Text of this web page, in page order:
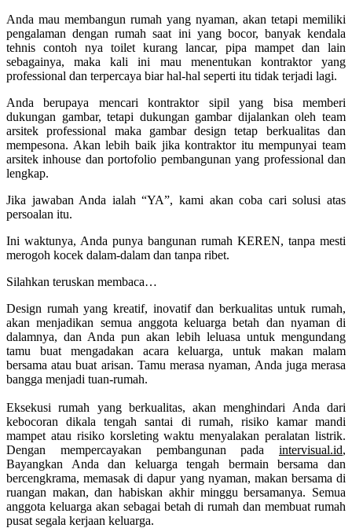
Anda mau membangun rumah yang nyaman, akan tetapi memiliki
pengalaman dengan rumah saat ini yang bocor, banyak kendala
tehnis contoh nya toilet kurang lancar, pipa mampet dan lain
sebagainya, maka kali ini mau menentukan kontraktor yang
professional dan terpercaya biar hal-hal seperti itu tidak terjadi lagi.
Anda berupaya mencari kontraktor sipil yang bisa memberi
dukungan gambar, tetapi dukungan gambar dijalankan oleh team
arsitek professional maka gambar design tetap berkualitas dan
mempesona. Akan lebih baik jika kontraktor itu mempunyai team
arsitek inhouse dan portofolio pembangunan yang professional dan
lengkap.
Jika jawaban Anda ialah “YA”, kami akan coba cari solusi atas
persoalan itu.
Ini waktunya, Anda punya bangunan rumah KEREN, tanpa mesti
merogoh kocek dalam-dalam dan tanpa ribet.
Silahkan teruskan membaca…
Design rumah yang kreatif, inovatif dan berkualitas untuk rumah,
akan menjadikan semua anggota keluarga betah dan nyaman di
dalamnya, dan Anda pun akan lebih leluasa untuk mengundang
tamu buat mengadakan acara keluarga, untuk makan malam
bersama atau buat arisan. Tamu merasa nyaman, Anda juga merasa
bangga menjadi tuan-rumah.
Eksekusi rumah yang berkualitas, akan menghindari Anda dari
kebocoran dikala tengah santai di rumah, risiko kamar mandi
mampet atau risiko korsleting waktu menyalakan peralatan listrik.
Dengan mempercayakan pembangunan pada intervisual.id,
Bayangkan Anda dan keluarga tengah bermain bersama dan
bercengkrama, memasak di dapur yang nyaman, makan bersama di
ruangan makan, dan habiskan akhir minggu bersamanya. Semua
anggota keluarga akan sebagai betah di rumah dan membuat rumah
pusat segala kerjaan keluarga.